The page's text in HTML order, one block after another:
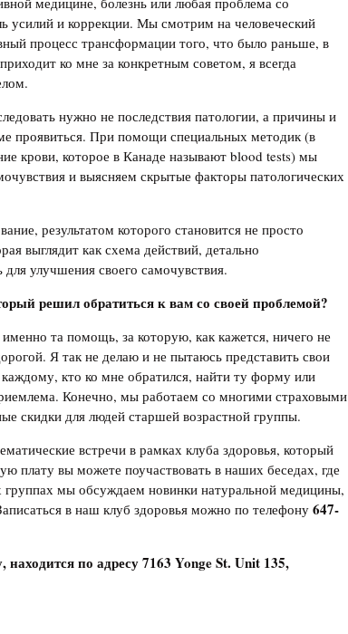
усилий и коррекции. Мы смотрим на человеческий
процесс трансформации того, что было раньше, в
ко мне за конкретным советом, я всегда
нужно не последствия патологии, а причины и
проявиться. При помощи специальных методик (в
крови, которое в Канаде называют blood tests) мы
и выясняем скрытые факторы патологических
результатом которого становится не просто
выглядит как схема действий, детально
улучшения своего самочувствия.
решил обратиться к вам со своей проблемой?
та помощь, за которую, как кажется, ничего не
Я так не делаю и не пытаюсь представить свои
кто ко мне обратился, найти ту форму или
Конечно, мы работаем со многими страховыми
скидки для людей старшей возрастной группы.
встречи в рамках клуба здоровья, который
плату вы можете поучаствовать в наших беседах, где
мы обсуждаем новинки натуральной медицины,
в наш клуб здоровья можно по телефону 647-
по адресу 7163 Yonge St. Unit 135,